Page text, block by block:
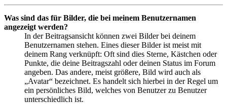
Was sind das für Bilder, die bei meinem Benutzernamen
angezeigt werden?
In der Beitragsansicht können zwei Bilder bei deinem
Benutzernamen stehen. Eines dieser Bilder ist meist mit
deinem Rang verknüpft: Oft sind dies Sterne, Kästchen oder
Punkte, die deine Beitragszahl oder deinen Status im Forum
angeben. Das andere, meist größere, Bild wird auch als
„Avatar“ bezeichnet. Es handelt sich hierbei in der Regel um
ein persönliches Bild, welches von Benutzer zu Benutzer
unterschiedlich ist.